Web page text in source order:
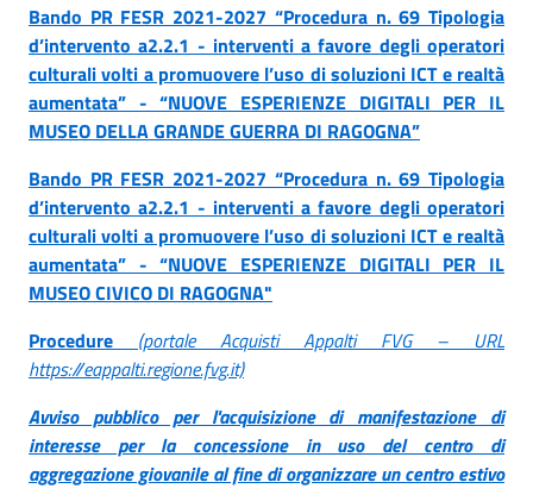
Bando PR FESR 2021-2027 “Procedura n. 69 Tipologia
d’intervento a2.2.1 - interventi a favore degli operatori
culturali volti a promuovere l’uso di soluzioni ICT e realtà
aumentata” - “NUOVE ESPERIENZE DIGITALI PER IL
MUSEO DELLA GRANDE GUERRA DI RAGOGNA”
Bando PR FESR 2021-2027 “Procedura n. 69 Tipologia
d’intervento a2.2.1 - interventi a favore degli operatori
culturali volti a promuovere l’uso di soluzioni ICT e realtà
aumentata” - “NUOVE ESPERIENZE DIGITALI PER IL
MUSEO CIVICO DI RAGOGNA"
Procedure (portale Acquisti Appalti FVG – URL
https://eappalti.regione.fvg.it)
Avviso pubblico per l'acquisizione di manifestazione di
interesse per la concessione in uso del centro di
aggregazione giovanile al fine di organizzare un centro estivo